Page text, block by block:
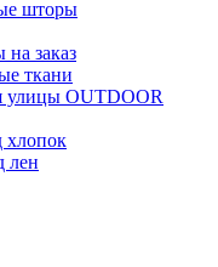
шторы
заказ
ткани
улицы OUTDOOR
хлопок
лен